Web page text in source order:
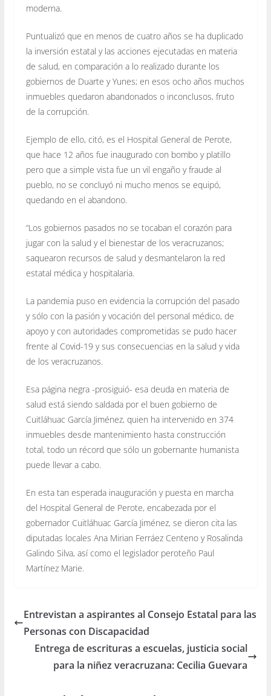
moderna.
Puntualizó que en menos de cuatro años se ha duplicado
la inversión estatal y las acciones ejecutadas en materia
de salud, en comparación a lo realizado durante los
gobiernos de Duarte y Yunes; en esos ocho años muchos
inmuebles quedaron abandonados o inconclusos, fruto
de la corrupción.
Ejemplo de ello, citó, es el Hospital General de Perote,
que hace 12 años fue inaugurado con bombo y platillo
pero que a simple vista fue un vil engaño y fraude al
pueblo, no se concluyó ni mucho menos se equipó,
quedando en el abandono.
“Los gobiernos pasados no se tocaban el corazón para
jugar con la salud y el bienestar de los veracruzanos;
saquearon recursos de salud y desmantelaron la red
estatal médica y hospitalaria.
La pandemia puso en evidencia la corrupción del pasado
y sólo con la pasión y vocación del personal médico, de
apoyo y con autoridades comprometidas se pudo hacer
frente al Covid-19 y sus consecuencias en la salud y vida
de los veracruzanos.
Esa página negra -prosiguió- esa deuda en materia de
salud está siendo saldada por el buen gobierno de
Cuitláhuac García Jiménez, quien ha intervenido en 374
inmuebles desde mantenimiento hasta construcción
total, todo un récord que sólo un gobernante humanista
puede llevar a cabo.
En esta tan esperada inauguración y puesta en marcha
del Hospital General de Perote, encabezada por el
gobernador Cuitláhuac García Jiménez, se dieron cita las
diputadas locales Ana Mirian Ferráez Centeno y Rosalinda
Galindo Silva, así como el legislador peroteño Paul
Martínez Marie.
Entrevistan a aspirantes al Consejo Estatal para las
Personas con Discapacidad
Entrega de escrituras a escuelas, justicia social
para la niñez veracruzana: Cecilia Guevara